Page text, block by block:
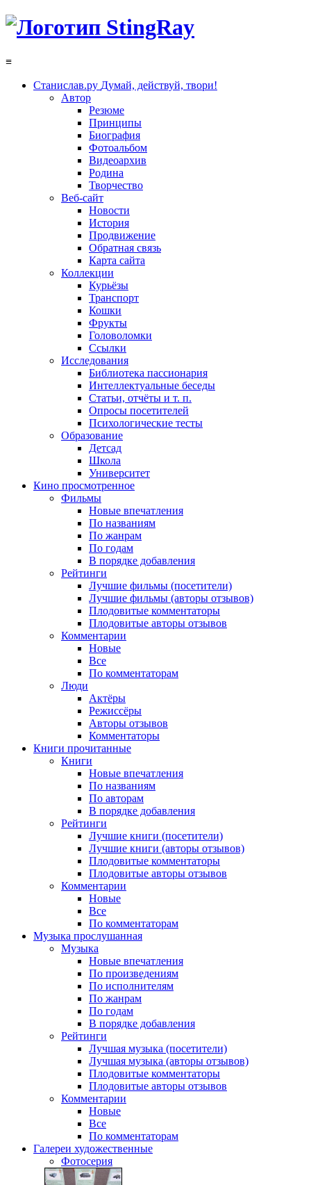
≡
Станислав.ру Думай, действуй, твори!
Автор
Резюме
Принципы
Биография
Фотоальбом
Видеоархив
Родина
Творчество
Веб-сайт
Новости
История
Продвижение
Обратная связь
Карта сайта
Коллекции
Курьёзы
Транспорт
Кошки
Фрукты
Головоломки
Ссылки
Исследования
Библиотека пассионария
Интеллектуальные беседы
Статьи, отчёты и т. п.
Опросы посетителей
Психологические тесты
Образование
Детсад
Школа
Университет
Кино просмотренное
Фильмы
Новые впечатления
По названиям
По жанрам
По годам
В порядке добавления
Рейтинги
Лучшие фильмы (посетители)
Лучшие фильмы (авторы отзывов)
Плодовитые комментаторы
Плодовитые авторы отзывов
Комментарии
Новые
Все
По комментаторам
Люди
Актёры
Режиссёры
Авторы отзывов
Комментаторы
Книги прочитанные
Книги
Новые впечатления
По названиям
По авторам
В порядке добавления
Рейтинги
Лучшие книги (посетители)
Лучшие книги (авторы отзывов)
Плодовитые комментаторы
Плодовитые авторы отзывов
Комментарии
Новые
Все
По комментаторам
Музыка прослушанная
Музыка
Новые впечатления
По произведениям
По исполнителям
По жанрам
По годам
В порядке добавления
Рейтинги
Лучшая музыка (посетители)
Лучшая музыка (авторы отзывов)
Плодовитые комментаторы
Плодовитые авторы отзывов
Комментарии
Новые
Все
По комментаторам
Галереи художественные
Фотосерия